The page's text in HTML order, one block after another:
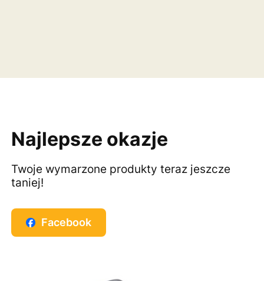
Najlepsze okazje
Twoje wymarzone produkty teraz jeszcze
taniej!
Facebook